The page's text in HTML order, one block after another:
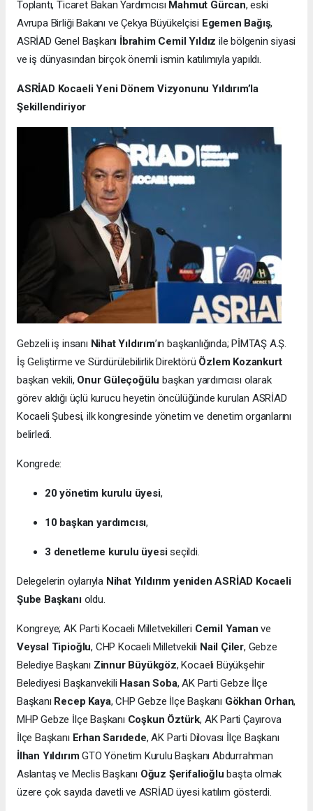
Toplantı, Ticaret Bakan Yardımcısı Mahmut Gürcan, eski
Avrupa Birliği Bakanı ve Çekya Büyükelçisi Egemen Bağış,
ASRİAD Genel Başkanı İbrahim Cemil Yıldız ile bölgenin siyasi
ve iş dünyasından birçok önemli ismin katılımıyla yapıldı.
ASRİAD Kocaeli Yeni Dönem Vizyonunu Yıldırım’la
Şekillendiriyor
Gebzeli iş insanı Nihat Yıldırım’ın başkanlığında; PİMTAŞ A.Ş.
İş Geliştirme ve Sürdürülebilirlik Direktörü Özlem Kozankurt
başkan vekili, Onur Güleçoğülu başkan yardımcısı olarak
görev aldığı üçlü kurucu heyetin öncülüğünde kurulan ASRİAD
Kocaeli Şubesi, ilk kongresinde yönetim ve denetim organlarını
belirledi.
Kongrede:
20 yönetim kurulu üyesi,
10 başkan yardımcısı,
3 denetleme kurulu üyesiseçildi.
Delegelerin oylarıyla Nihat Yıldırım yeniden ASRİAD Kocaeli
Şube Başkanıoldu.
Kongreye; AK Parti Kocaeli Milletvekilleri Cemil Yaman ve
Veysal Tipioğlu, CHP Kocaeli Milletvekili Nail Çiler, Gebze
Belediye Başkanı Zinnur Büyükgöz, Kocaeli Büyükşehir
Belediyesi Başkanvekili Hasan Soba, AK Parti Gebze İlçe
Başkanı Recep Kaya, CHP Gebze İlçe Başkanı Gökhan Orhan,
MHP Gebze İlçe Başkanı Coşkun Öztürk, AK Parti Çayırova
İlçe Başkanı Erhan Sarıdede, AK Parti Dilovası İlçe Başkanı
İlhan YıldırımGTO Yönetim Kurulu Başkanı Abdurrahman
Aslantaş ve Meclis Başkanı Oğuz Şerifalioğlu başta olmak
üzere çok sayıda davetli ve ASRİAD üyesi katılım gösterdi.